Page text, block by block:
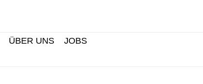
ÜBER UNS
JOBS